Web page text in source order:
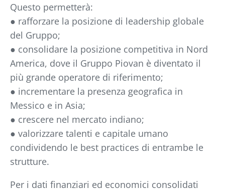
Questo permetterà:
● rafforzare la posizione di leadership globale
del Gruppo;
● consolidare la posizione competitiva in Nord
America, dove il Gruppo Piovan è diventato il
più grande operatore di riferimento;
● incrementare la presenza geografica in
Messico e in Asia;
● crescere nel mercato indiano;
● valorizzare talenti e capitale umano
condividendo le best practices di entrambe le
strutture.
Per i dati finanziari ed economici consolidati